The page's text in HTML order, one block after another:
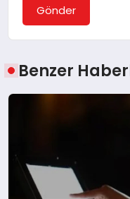
Gönder
Benzer